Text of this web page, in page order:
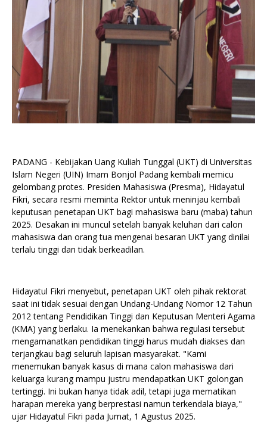
PADANG - Kebijakan Uang Kuliah Tunggal (UKT) di Universitas
Islam Negeri (UIN) Imam Bonjol Padang kembali memicu
gelombang protes. Presiden Mahasiswa (Presma), Hidayatul
Fikri, secara resmi meminta Rektor untuk meninjau kembali
keputusan penetapan UKT bagi mahasiswa baru (maba) tahun
2025. Desakan ini muncul setelah banyak keluhan dari calon
mahasiswa dan orang tua mengenai besaran UKT yang dinilai
terlalu tinggi dan tidak berkeadilan.
Hidayatul Fikri menyebut, penetapan UKT oleh pihak rektorat
saat ini tidak sesuai dengan Undang-Undang Nomor 12 Tahun
2012 tentang Pendidikan Tinggi dan Keputusan Menteri Agama
(KMA) yang berlaku. Ia menekankan bahwa regulasi tersebut
mengamanatkan pendidikan tinggi harus mudah diakses dan
terjangkau bagi seluruh lapisan masyarakat. "Kami
menemukan banyak kasus di mana calon mahasiswa dari
keluarga kurang mampu justru mendapatkan UKT golongan
tertinggi. Ini bukan hanya tidak adil, tetapi juga mematikan
harapan mereka yang berprestasi namun terkendala biaya,"
ujar Hidayatul Fikri pada Jumat, 1 Agustus 2025.